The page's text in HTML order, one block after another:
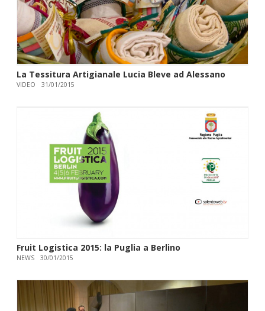
La Tessitura Artigianale Lucia Bleve ad Alessano
VIDEO 31/01/2015
Fruit Logistica 2015: la Puglia a Berlino
NEWS 30/01/2015